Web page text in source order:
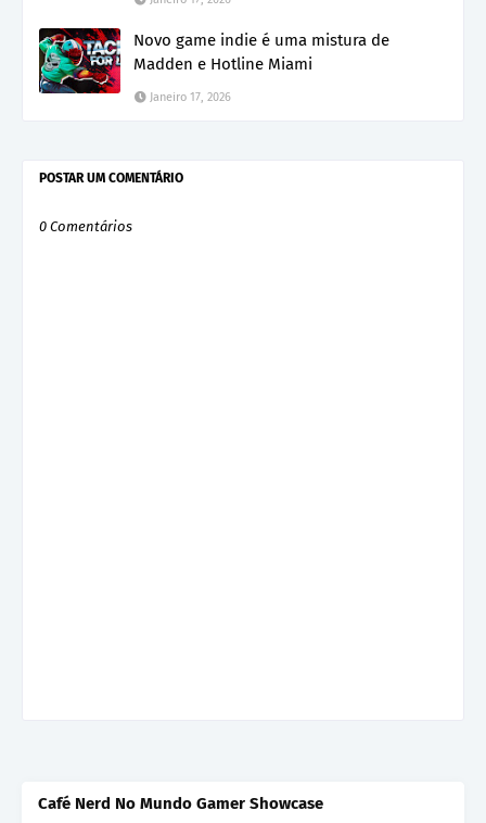
Novo game indie é uma mistura de
Madden e Hotline Miami
Janeiro 17, 2026
POSTAR UM COMENTÁRIO
0 Comentários
Café Nerd No Mundo Gamer Showcase